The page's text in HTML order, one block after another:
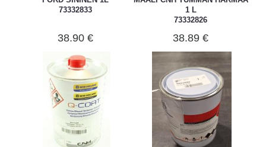
73332833
38.90 €
1 L
73332826
38.89 €